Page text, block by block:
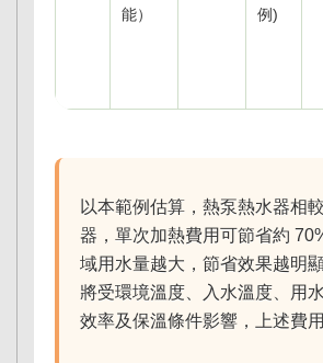
能）
例)
以本範例估算，熱泵熱水器相
器，單次加熱費用可節省約
域用水量越大，節省效果越明
將受環境溫度、入水溫度、用
效率及保溫條件影響，上述費